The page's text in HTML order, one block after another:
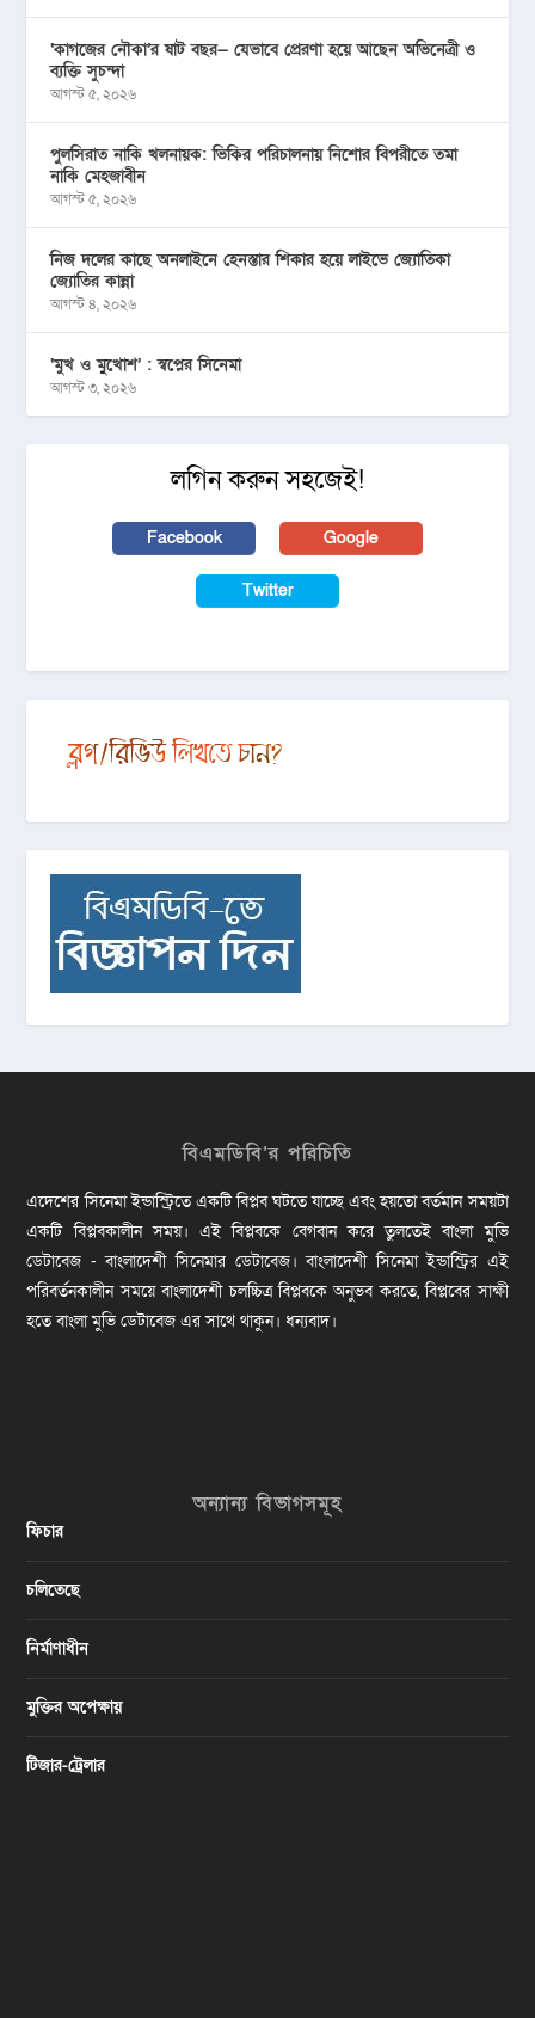
‘কাগজের নৌকা’র ষাট বছর— যেভাবে প্রেরণা হয়ে আছেন অভিনেত্রী ও
ব্যক্তি সুচন্দা
আগস্ট ৫, ২০২৬
পুলসিরাত নাকি খলনায়ক: ভিকির পরিচালনায় নিশোর বিপরীতে তমা
নাকি মেহজাবীন
আগস্ট ৫, ২০২৬
নিজ দলের কাছে অনলাইনে হেনস্তার শিকার হয়ে লাইভে জ্যোতিকা
জ্যোতির কান্না
আগস্ট ৪, ২০২৬
‘মুখ ও মু্খোশ’ : স্বপ্নের সিনেমা
আগস্ট ৩, ২০২৬
লগিন করুন সহজেই!
Facebook Google
Twitter
বিএমডিবি’র পরিচিতি
এদেশের সিনেমা ইন্ডাস্ট্রিতে একটি বিপ্লব ঘটতে যাচ্ছে এবং হয়তো বর্তমান সময়টা
একটি বিপ্লবকালীন সময়। এই বিপ্লবকে বেগবান করে তুলতেই বাংলা মুভি
ডেটাবেজ - বাংলাদেশী সিনেমার ডেটাবেজ। বাংলাদেশী সিনেমা ইন্ডাস্ট্রির এই
পরিবর্তনকালীন সময়ে বাংলাদেশী চলচ্চিত্র বিপ্লবকে অনুভব করতে, বিপ্লবের সাক্ষী
হতে বাংলা মুভি ডেটাবেজ এর সাথে থাকুন। ধন্যবাদ।
অন্যান্য বিভাগসমূহ
ফিচার
চলিতেছে
নির্মাণাধীন
মুক্তির অপেক্ষায়
টিজার-ট্রেলার